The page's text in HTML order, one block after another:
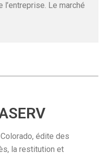
Le marché
édite des
la restitution et